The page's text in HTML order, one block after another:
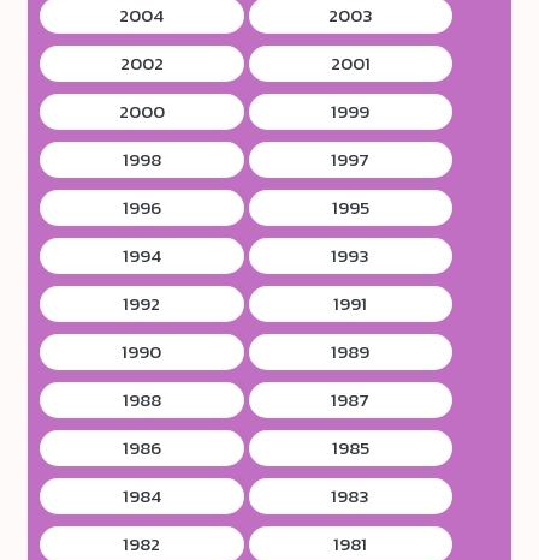
2004
2003
2002
2001
2000
1999
1998
1997
1996
1995
1994
1993
1992
1991
1990
1989
1988
1987
1986
1985
1984
1983
1982
1981